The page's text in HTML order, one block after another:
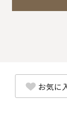
お気に